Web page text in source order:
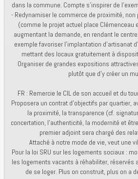
dans la commune. Compte s'inspirer de
- Redynamiser le commerce de proximité,
(comme le projet actuel place Clémenceau
augmentant la demande, en rendant le
exemple favoriser l’implantation d’artisanat
mettant des locaux gratuitement à
Organiser de grandes expositions
plutôt que d’y créer un
FR : Remercie le CIL de son accueil et du
Proposera un contrat d’objectifs par quartier,
la proximité, la transparence (cf.
concertation, l’authenticité, la modernité et
premier adjoint sera chargé des
Attaché à notre mode de vie, veut une
Pour la loi SRU sur les logements sociaux :
les logements vacants à réhabiliter, réservés
de se loger. Plus on construit, plus on a